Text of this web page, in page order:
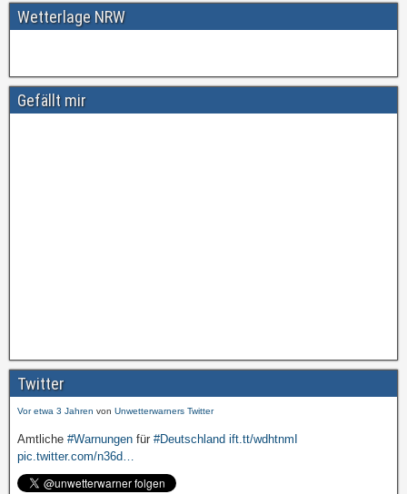
Wetterlage NRW
Gefällt mir
Twitter
Amtliche#Warnungenfür#Deutschland ift.tt/wdhtnmI
pic.twitter.com/cmFX…
Vor etwa 3 JahrenvonUnwetterwarners Twitter
pic.twitter.com/n36d…